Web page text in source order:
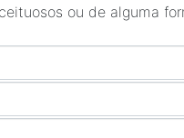
ou de alguma